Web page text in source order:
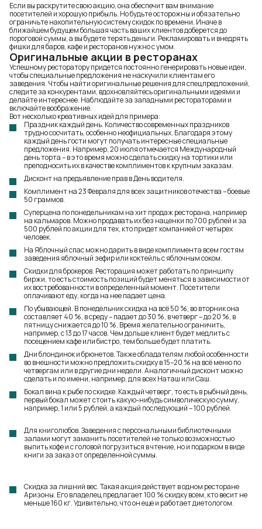
Если вы раскрутите свою акцию, она обеспечит вам внимание
посетителей и хорошую прибыль. Но будьте осторожны и обязательно
ограничьте накопительную систему скидок по времени. Иначе в
ближайшем будущем большая часть ваших клиентов доберется до
пороговой суммы, а вы будете терять деньги. Рекламировать и внедрять
фишки для баров, кафе и ресторанов нужно с умом.
Оригинальные акции в ресторанах
Успешному ресторатору придется постоянно генерировать новые идеи,
чтобы специальные предложения не наскучили клиентам его
заведения. Чтобы найти оригинальные решения для спецпредложений,
следите за конкурентами, вдохновляйтесь оригинальными идеями и
делайте интереснее. Наблюдайте за западными рестораторами и
включайте воображение.
Вот несколько креативных идей для примера:
Праздник каждый день. Количество современных праздников
трудно сосчитать, особенно неофициальных. Благодаря этому
каждый день гости могут получать интересные специальные
предложения. Например, 20 июля отмечается Международный
день торта – в это время можно сделать скидку на тортики или
преподносить их в качестве комплиментов к крупным заказам.
Дисконт на предъявление прав в День водителя.
Комплимент на 23 Февраля для всех защитников отечества – боевые
50 граммов.
Суперцена по понедельникам на хит продаж ресторана, например
на кальмаров. Можно продавать их без наценки по 700 рублей и за
500 рублей по акции для тех, кто придет компанией от четырех
человек.
На Яблочный спас можно дарить в виде комплимента всем гостям
заведения яблочный зефир или коктейль с яблочным соком.
Скидки для брокеров. Ресторация может работать по принципу
биржи, то есть стоимость позиций будет меняться в зависимости от
их востребованности в определенный момент. Посетители
оплачивают еду, когда на нее падает цена.
По убывающей. В понедельник скидка на всё 50 %, во вторник она
составляет 40 %, в среду – падает до 30 %, в четверг – до 20 %, в
пятницу снижается до 10 %. Время желательно ограничить,
например, с 13 до 17 часов. Чем дольше клиент будет медлить с
посещением кафе или бистро, тем больше будет платить.
Дни блондинок и брюнетов. Также обладателям любой особенности
во внешности можно предложить скидку в 15–20 % на всё меню по
четвергам или в другие дни недели. Аналогичный дисконт можно
сделать и по имени, например, для всех Наташ или Саш.
Бокал вина к рыбе по скидке. Каждый четверг, то есть в рыбный день,
первый бокал может стоить какую-нибудь символическую сумму,
например, 1 или 5 рублей, а каждый последующий – 100 рублей.
Для книголюбов. Заведения с персональными библиотечными
залами могут заманить посетителей не только возможностью
выпить кофе и с головой погрузиться в чтение, но и подарком в виде
книги за заказ от определенной суммы.
Скидка за лишний вес. Такая акция действует в одном ресторане
Аризоны. Его владелец предлагает 100 % скидку всем, кто весит не
меньше 160 кг. Удивительно, что он еще и работает диетологом.